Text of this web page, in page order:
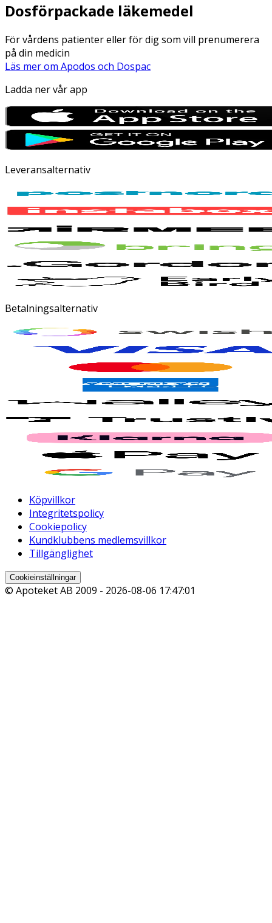
Dosförpackade läkemedel
För vårdens patienter eller för dig som vill prenumerera
på din medicin
Läs mer om Apodos och Dospac
Ladda ner vår app
Leveransalternativ
Betalningsalternativ
Köpvillkor
Integritetspolicy
Cookiepolicy
Kundklubbens medlemsvillkor
Tillgänglighet
Cookieinställningar
© Apoteket AB 2009 - 2026-08-06 17:47:01